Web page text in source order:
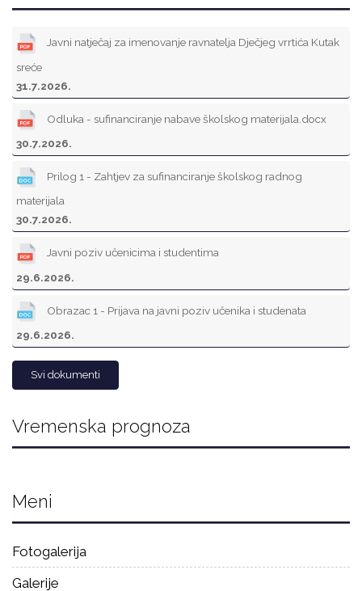
Javni natječaj za imenovanje ravnatelja Dječjeg vrrtića Kutak
sreće
31.7.2026.
Odluka - sufinanciranje nabave školskog materijala.docx
30.7.2026.
Prilog 1 - Zahtjev za sufinanciranje školskog radnog
materijala
30.7.2026.
Javni poziv učenicima i studentima
29.6.2026.
Obrazac 1 - Prijava na javni poziv učenika i studenata
29.6.2026.
Svi dokumenti
Vremenska prognoza
Meni
Fotogalerija
Galerije